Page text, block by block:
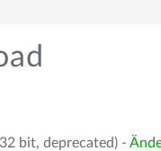
bit, deprecated) -